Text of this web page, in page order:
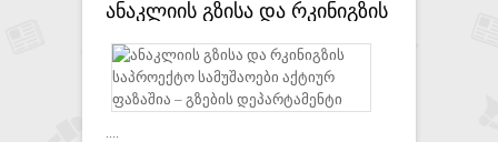
ანაკლიის გზისა და რკინიგზის
საპროექტო სამუშაოები
აქტიურ ფაზაშია – გზების
დეპარტამენტი
....